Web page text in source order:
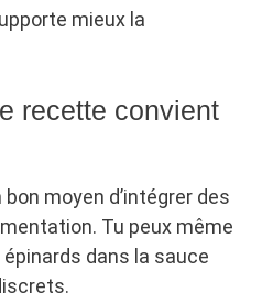
mieux la
recette convient
moyen d’intégrer des
Tu peux même
dans la sauce